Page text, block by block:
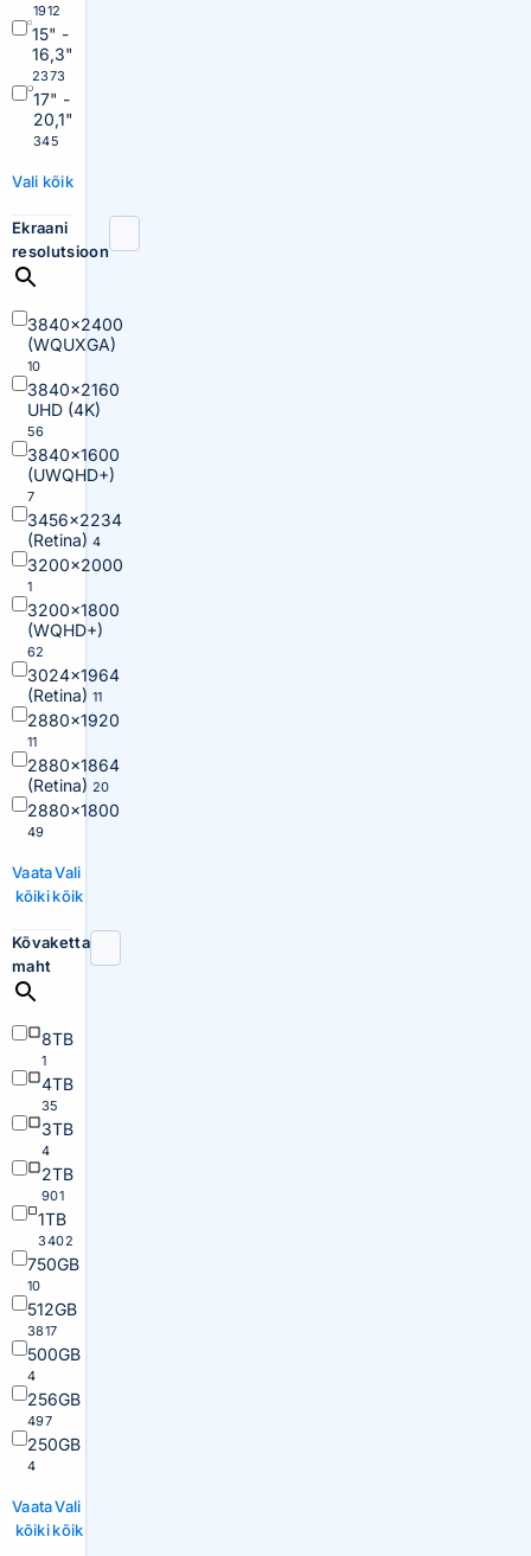
1912
15" -
16,3"
2373
17" -
20,1"
345
Vali kõik
Ekraani
resolutsioon
3840×2400
(WQUXGA)
10
3840×2160
UHD (4K)
56
3840×1600
(UWQHD+)
7
3456×2234
(Retina) 4
3200×2000
1
3200×1800
(WQHD+)
62
3024×1964
(Retina) 11
2880×1920
11
2880×1864
(Retina) 20
2880×1800
49
Vaata
kõiki
Vali
kõik
Kõvaketta
maht
8TB
1
4TB
35
3TB
4
2TB
901
1TB
3402
750GB
10
512GB
3817
500GB
4
256GB
497
250GB
4
Vaata
kõiki
Vali
kõik